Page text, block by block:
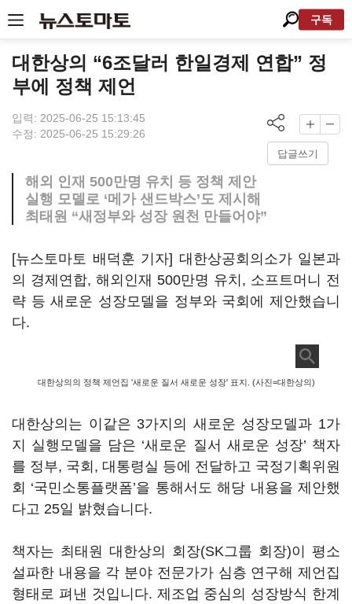
구독
대한상의 “6조달러 한일경제 연합” 정
부에 정책 제언
입력: 2025-06-25 15:13:45
수정: 2025-06-25 15:29:26
답글쓰기
해외 인재 500만명 유치 등 정책 제안
실행 모델로 ‘메가 샌드박스’도 제시해
최태원 “새정부와 성장 원천 만들어야”
[뉴스토마토 배덕훈 기자] 대한상공회의소가 일본과
의 경제연합, 해외인재 500만명 유치 , 소프트머니 전
략 등 새로운 성장모델을 정부와 국회에 제안했습니
다.
대한상의의 정책 제언집 '새로운 질서 새로운 성장' 표지. (사진=대한상의)
대한상의는 이같은 3가지의 새로운 성장모델과 1가
지 실행모델을 담은 ‘새로운 질서 새로운 성장’ 책자
를 정부, 국회 , 대통령실 등에 전달하고 국정기획위원
회 ‘국민소통플랫폼’을 통해서도 해당 내용을 제안했
다고 25일 밝혔습니다.
책자는 최태원 대한상의 회장(SK그룹 회장)이 평소
설파한 내용을 각 분야 전문가가 심층 연구해 제언집
형태로 펴낸 것입니다. 제조업 중심의 성장방식 한계